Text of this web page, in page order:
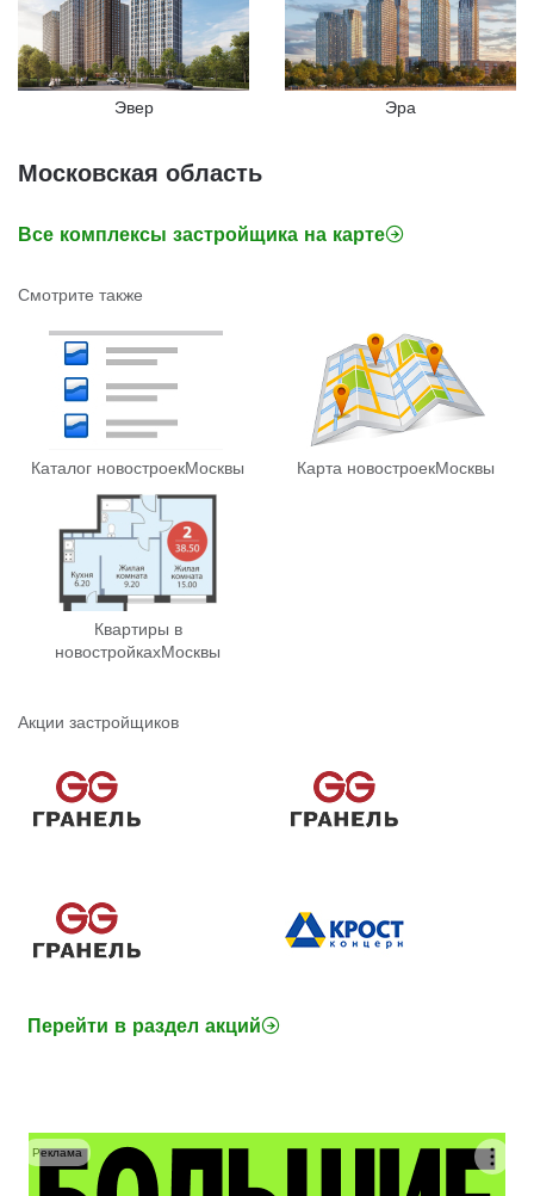
Эвер Эра
Московская область
Все комплексы застройщика на карте
Смотрите также
Каталог новостроекМосквы Карта новостроекМосквы
Квартиры в
новостройкахМосквы
Акции застройщиков
Перейти в раздел акций
Реклама